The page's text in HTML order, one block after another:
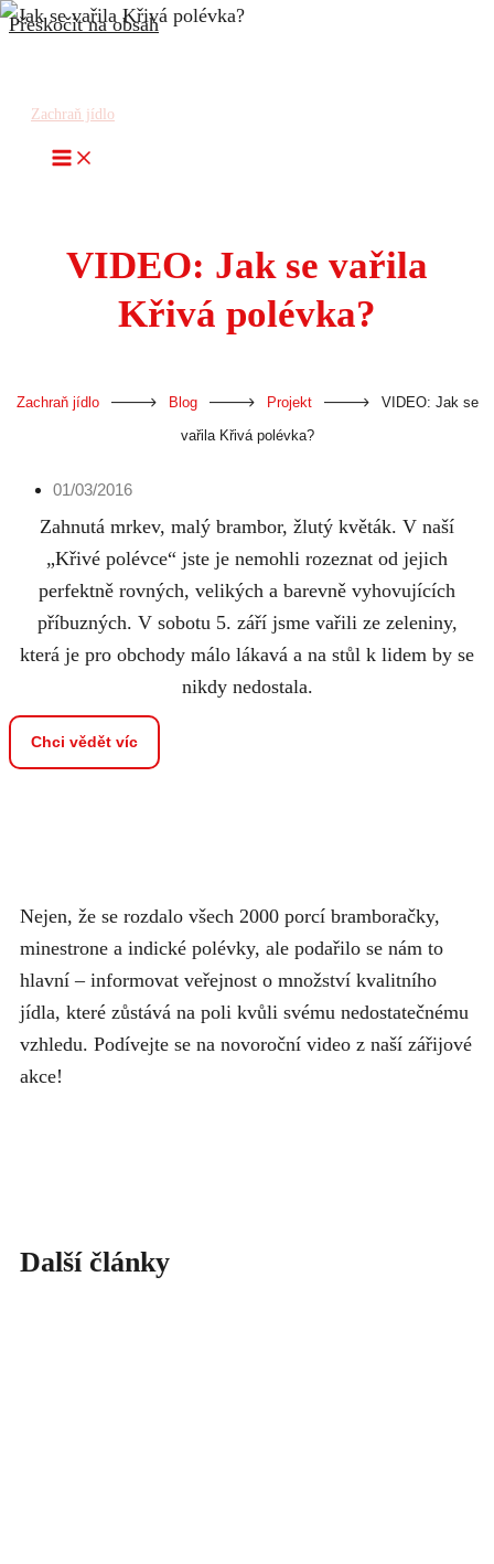
Přeskočit na obsah
Zachraň jídlo
VIDEO: Jak se vařila
Křivá polévka?
Zachraň jídlo - Blog - Projekt -
VIDEO: Jak se
vařila Křivá polévka?
01/03/2016
Zahnutá mrkev, malý brambor, žlutý květák. V naší
„Křivé polévce“ jste je nemohli rozeznat od jejich
perfektně rovných, velikých a barevně vyhovujících
příbuzných. V sobotu 5. září jsme vařili ze zeleniny,
která je pro obchody málo lákavá a na stůl k lidem by se
nikdy nedostala.
Chci vědět víc
Nejen, že se rozdalo všech 2000 porcí bramboračky,
minestrone a indické polévky, ale podařilo se nám to
hlavní – informovat veřejnost o množství kvalitního
jídla, které zůstává na poli kvůli svému nedostatečnému
vzhledu. Podívejte se na novoroční video z naší zářijové
akce!
Další články